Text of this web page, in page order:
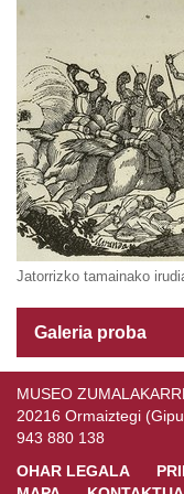
Jatorrizko tamainako
Galeria proba
MUSEO
20216 Ormaiztegi
943 880 138
OHAR LEGALA